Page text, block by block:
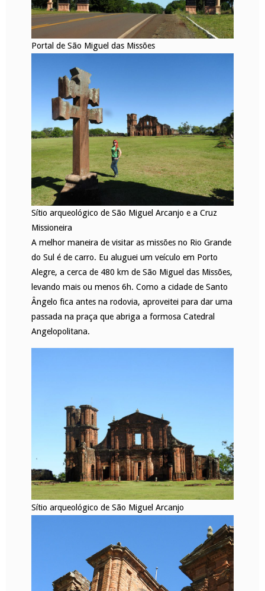
Portal de São Miguel das Missões
Sítio arqueológico de São Miguel Arcanjo e a Cruz
Missioneira
A melhor maneira de visitar as missões no Rio Grande
do Sul é de carro. Eu aluguei um veículo em Porto
Alegre, a cerca de 480 km de São Miguel das Missões,
levando mais ou menos 6h. Como a cidade de Santo
Ângelo fica antes na rodovia, aproveitei para dar uma
passada na praça que abriga a formosa Catedral
Angelopolitana.
Sítio arqueológico de São Miguel Arcanjo